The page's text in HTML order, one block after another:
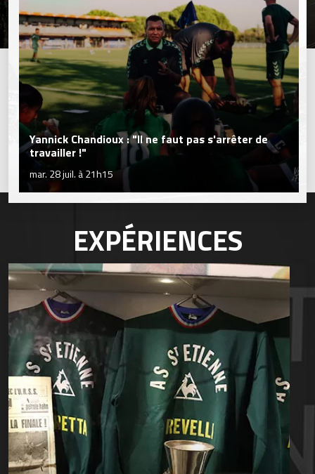
Yannick Chandioux : "Il ne faut pas s'arrêter de
travailler !"
mar. 28 juil. à 21h15
EXPÉRIENCES